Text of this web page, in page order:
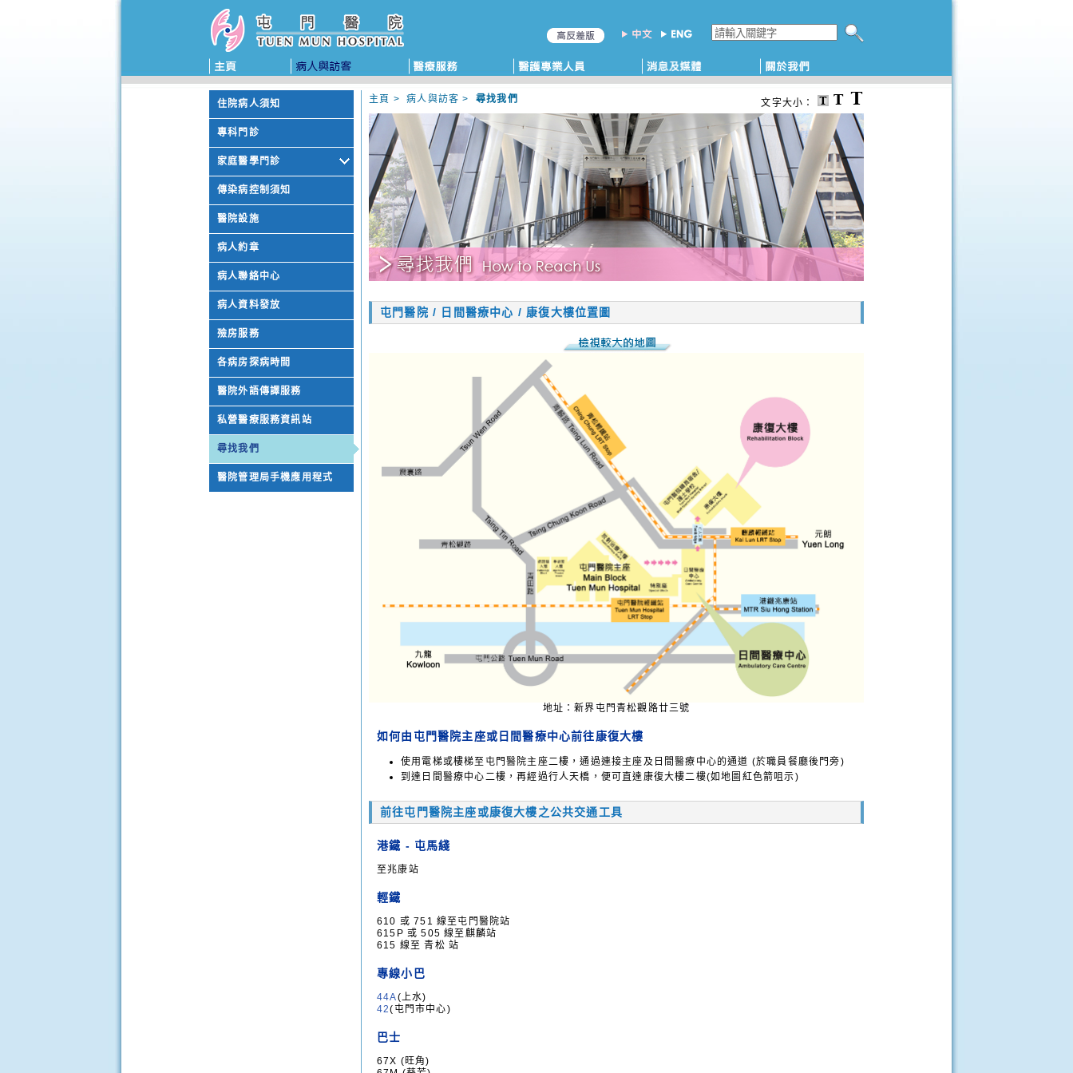
搜尋本網頁
住院病人須知
專科門診
家庭醫學門診
傳染病控制須知
醫院設施
病人約章
病人聯絡中心
病人資料發放
殮房服務
各病房探病時間
醫院外語傳譯服務
私營醫療服務資訊站
尋找我們
醫院管理局手機應用程式
主頁 >病人與訪客 >尋找我們 文字大小：
屯門醫院 / 日間醫療中心 / 康復大樓位置圖
地址：新界屯門青松觀路廿三號
如何由屯門醫院主座或日間醫療中心前往康復大樓
使用電梯或樓梯至屯門醫院主座二樓，通過連接主座及日間醫療中心的通道 (於職員餐廳後門旁)
到達日間醫療中心二樓，再經過行人天橋，便可直達康復大樓二樓(如地圖紅色箭咀示)
前往屯門醫院主座或康復大樓之公共交通工具
港鐵 - 屯馬綫
至兆康站
輕鐵
610 或 751 線至屯門醫院站
615P 或 505 線至麒麟站
615 線至 青松 站
專線小巴
44A(上水)
42(屯門市中心)
巴士
67X (旺角)